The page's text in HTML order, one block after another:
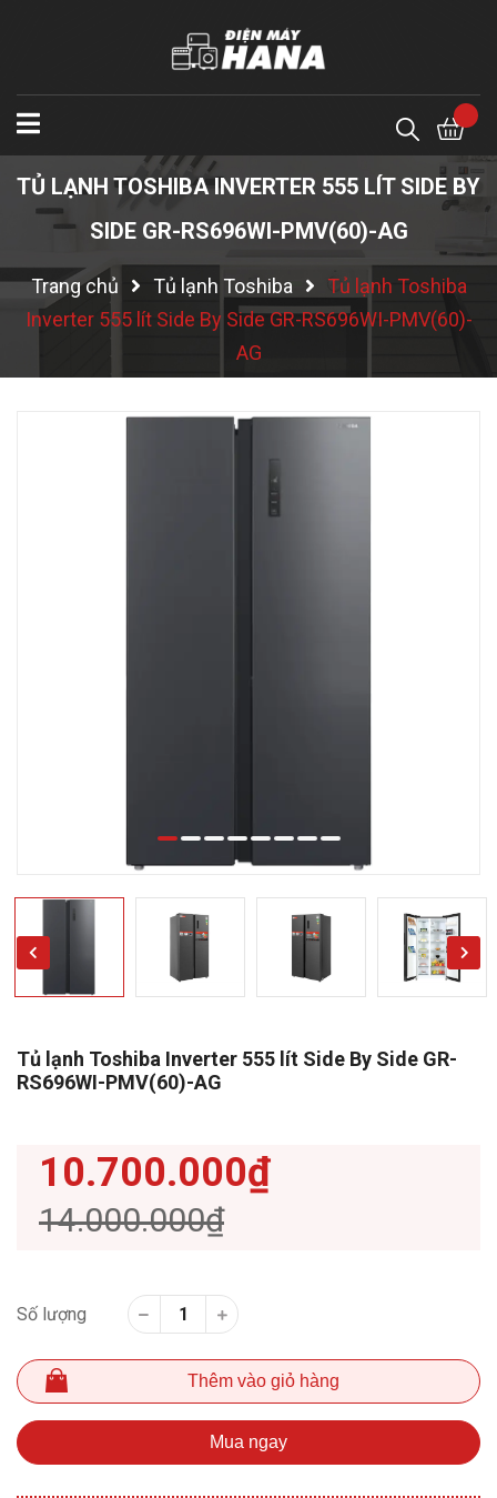
TỦ LẠNH TOSHIBA INVERTER 555 LÍT SIDE BY
SIDE GR-RS696WI-PMV(60)-AG
Trang chủ Tủ lạnh Toshiba
Tủ lạnh Toshiba
Inverter 555 lít Side By Side GR-RS696WI-PMV(60)-
AG
Tủ lạnh Toshiba Inverter 555 lít Side By Side GR-
RS696WI-PMV(60)-AG
10.700.000₫
14.000.000₫
Số lượng
Thêm vào giỏ hàng
Mua ngay